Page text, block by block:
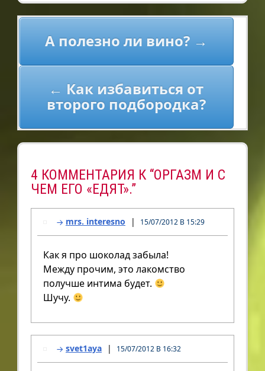
Навигация
записям
А полезно ли вино? →
← Как избавиться от
второго подбородка?
4 КОММЕНТАРИЯ К “ОРГАЗМ И С
ЧЕМ ЕГО «ЕДЯТ».”
mrs. interesno 15/07/2012 В 15:29
Как я про шоколад забыла!
Между прочим, это лакомство
получше интима будет.
Шучу.
svet1aya 15/07/2012 В 16:32